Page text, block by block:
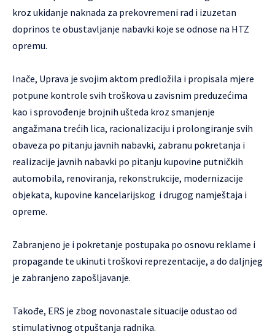
kroz ukidanje naknada za prekovremeni rad i izuzetan
doprinos te obustavljanje nabavki koje se odnose na HTZ
opremu.
Inače, Uprava je svojim aktom predložila i propisala mjere
potpune kontrole svih troškova u zavisnim preduzećima
kao i sprovođenje brojnih ušteda kroz smanjenje
angažmana trećih lica, racionalizaciju i prolongiranje svih
obaveza po pitanju javnih nabavki, zabranu pokretanja i
realizacije javnih nabavki po pitanju kupovine putničkih
automobila, renoviranja, rekonstrukcije, modernizacije
objekata, kupovine kancelarijskog i drugog namještaja i
opreme.
Zabranjeno je i pokretanje postupaka po osnovu reklame i
propagande te ukinuti troškovi reprezentacije, a do daljnjeg
je zabranjeno zapošljavanje.
Takođe, ERS je zbog novonastale situacije odustao od
stimulativnog otpuštanja radnika.